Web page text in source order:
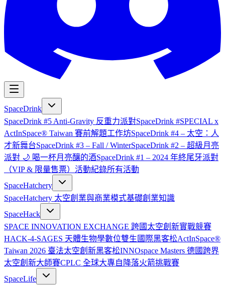
SpaceDrink
SpaceDrink #5 Anti-Gravity 反重力派對SpaceDrink #SPECIAL x
ActInSpace® Taiwan 賽前解題工作坊SpaceDrink #4 – 太空：人
才新舞台SpaceDrink #3 – Fall / WinterSpaceDrink #2 – 超級月亮
派對 🌙 喝一杯月亮釀的酒SpaceDrink #1 – 2024 年終尾牙派對
（VIP & 限量售票） 活動紀錄所有活動
SpaceHatchery
SpaceHatchery 太空創業與商業模式基礎創業知識
SpaceHack
SPACE INNOVATION EXCHANGE 跨國太空創新實戰競賽
HACK-4-SAGES 天體生物學數位雙生國際黑客松ActInSpace®
Taiwan 2026 臺法太空創新黑客松INNOspace Masters 德國跨界
太空創新大師賽CPLC 全球大專自降落火箭挑戰賽
SpaceLife